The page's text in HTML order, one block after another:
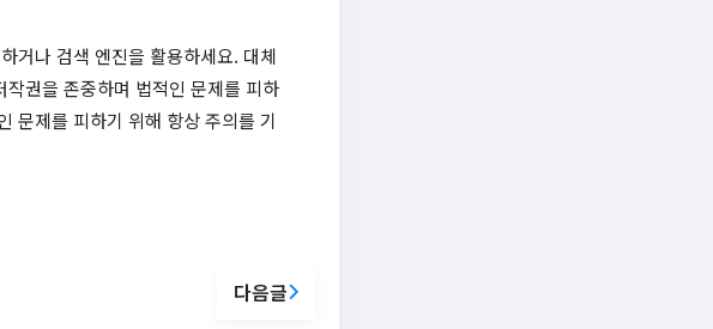
거나 검색 엔진을 활용하세요. 대체
권을 존중하며 법적인 문제를 피하
문제를 피하기 위해 항상 주의를 기
다음글